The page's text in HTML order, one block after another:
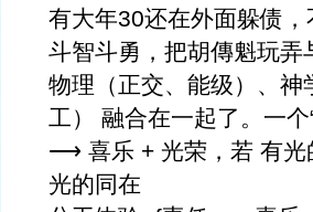
有大年30还在外面躲债
斗智斗勇，把胡傳魁玩
物理（正交、能级）、
工） 融合在一起了。一
⟶ 喜乐 + 光荣，若 有
光的同在